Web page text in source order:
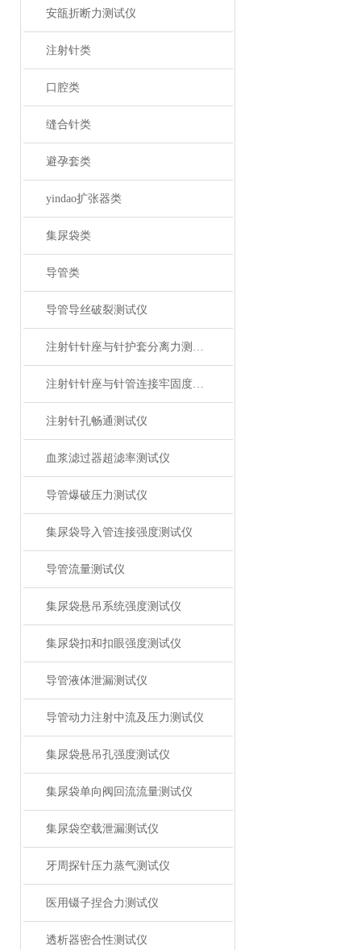
安瓿折断力测试仪
注射针类
口腔类
缝合针类
避孕套类
yindao扩张器类
集尿袋类
导管类
导管导丝破裂测试仪
注射针针座与针护套分离力测试仪
注射针针座与针管连接牢固度测试仪
注射针孔畅通测试仪
血浆滤过器超滤率测试仪
导管爆破压力测试仪
集尿袋导入管连接强度测试仪
导管流量测试仪
集尿袋悬吊系统强度测试仪
集尿袋扣和扣眼强度测试仪
导管液体泄漏测试仪
导管动力注射中流及压力测试仪
集尿袋悬吊孔强度测试仪
集尿袋单向阀回流流量测试仪
集尿袋空载泄漏测试仪
牙周探针压力蒸气测试仪
医用镊子捏合力测试仪
透析器密合性测试仪